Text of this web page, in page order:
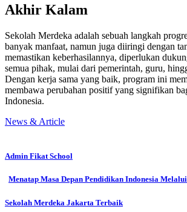
Akhir Kalam
Sekolah Merdeka adalah sebuah langkah
banyak manfaat, namun juga diiringi dengan
memastikan keberhasilannya, diperlukan
semua pihak, mulai dari pemerintah, guru,
Dengan kerja sama yang baik, program ini
membawa perubahan positif yang signifikan
Indonesia.
News & Article
Admin Fikat School
Menatap Masa Depan Pendidikan Indonesia
Sekolah Merdeka Jakarta Terbaik